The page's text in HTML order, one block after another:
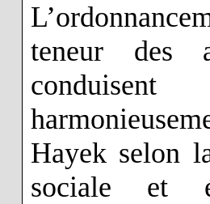
teneur des
Hayek selon
sociale et